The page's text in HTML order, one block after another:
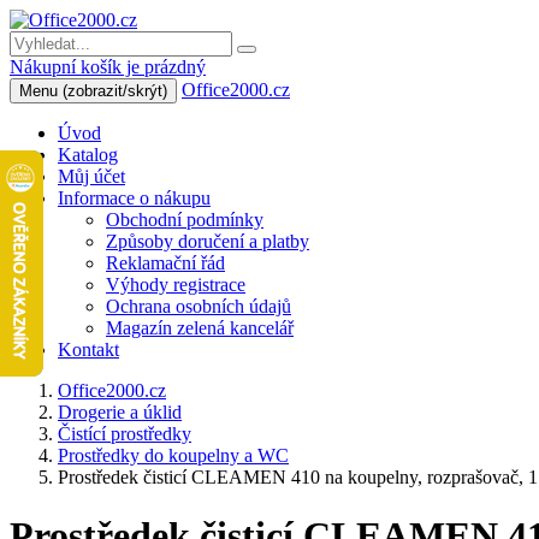
Nákupní košík je prázdný
Menu (zobrazit/skrýt) Office2000.cz
Úvod
Katalog
Můj účet
Informace o nákupu
Obchodní podmínky
Způsoby doručení a platby
Reklamační řád
Výhody registrace
Ochrana osobních údajů
Magazín zelená kancelář
Kontakt
Office2000.cz
Drogerie a úklid
Čistící prostředky
Prostředky do koupelny a WC
Prostředek čisticí CLEAMEN 410 na koupelny, rozprašovač,